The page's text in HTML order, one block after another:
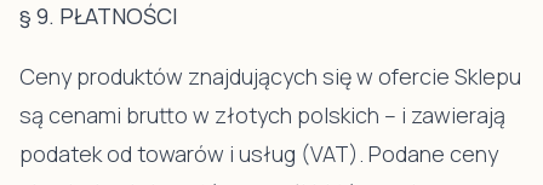
§ 9. PŁATNOŚCI
Ceny produktów znajdujących się w ofercie Sklepu
są cenami brutto w złotych polskich – i zawierają
podatek od towarów i usług (VAT). Podane ceny